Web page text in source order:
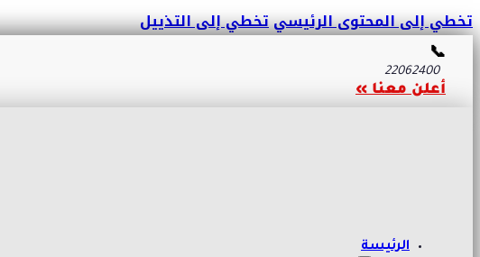
تخطي إلى المحتوى الرئيسيتخطي إلى التذييل
📞
22062400
أعلن معنا »
الرئيسة